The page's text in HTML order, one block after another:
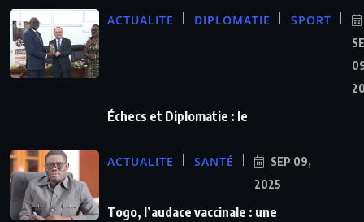
ACTUALITE DIPLOMATIE SPORT
Échecs et Diplomatie : le
ACTUALITE SANTÉ
SEP 09,
2025
Togo, l’audace vaccinale : une